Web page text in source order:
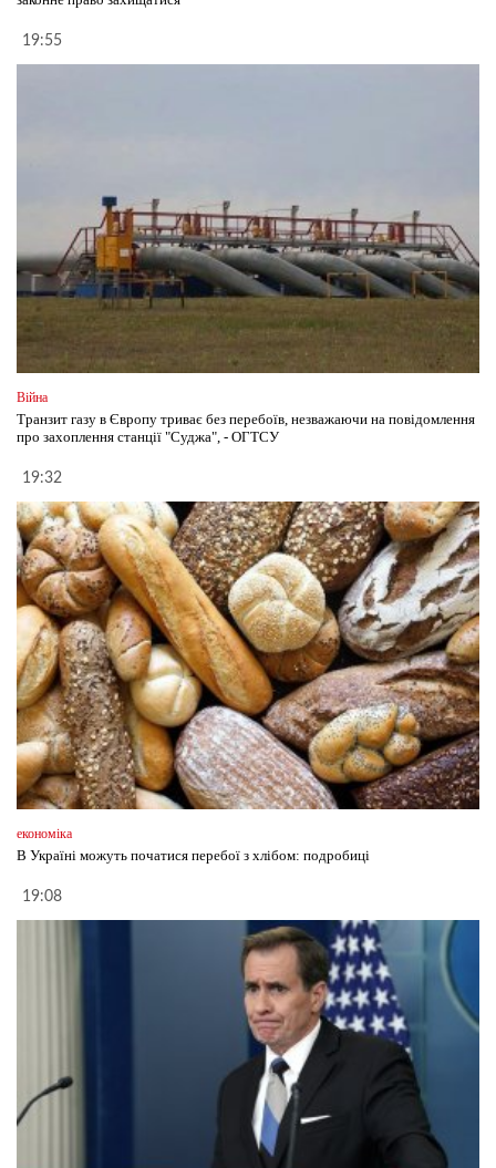
19:55
Війна
Транзит газу в Європу триває без перебоїв, незважаючи на повідомлення
про захоплення станції "Суджа", - ОГТСУ
19:32
економіка
В Україні можуть початися перебої з хлібом: подробиці
19:08